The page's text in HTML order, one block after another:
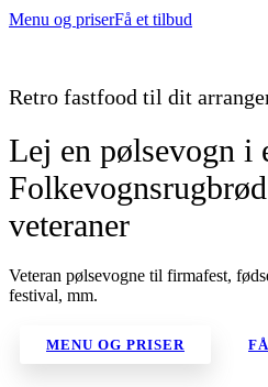
Menu og priserFå et tilbud
Retro fastfood til dit
Lej en pølsevogn i
veteraner
Veteran pølsevogne til firmafest,
festival, mm.
MENU OG PRISER